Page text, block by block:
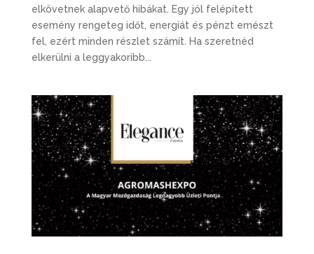
elkövetnek alapvető hibákat. Egy jól felépített
esemény rengeteg időt, energiát és pénzt emészt
fel, ezért minden részlet számít. Ha szeretnéd
elkerülni a leggyakoribb...